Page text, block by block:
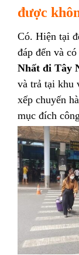
được
Có. Hiện tại
đáp đến và
Nhất đi Tây
và trả tại khu
xếp chuyến
mục đích